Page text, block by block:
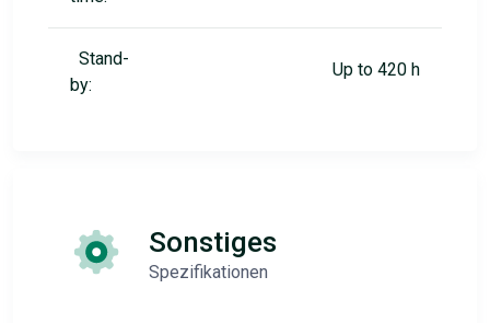
Stand-
by:
Up to 420 h
Sonstiges
Spezifikationen